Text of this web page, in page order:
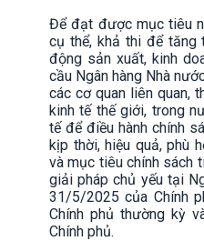
Để đạt được mục tiêu
cụ thể, khả thi để tăng
động sản xuất, kinh
cầu Ngân hàng Nhà
các cơ quan liên quan,
kinh tế thế giới, trong
tế để điều hành chính
kịp thời, hiệu quả, phù
và mục tiêu chính sách
giải pháp chủ yếu tại
31/5/2025 của Chính
Chính phủ thường kỳ
Chính phủ.